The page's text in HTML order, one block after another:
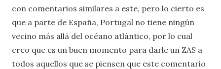
con comentarios similares a este, pero lo cierto es
que a parte de España, Portugal no tiene ningún
vecino más allá del océano atlántico, por lo cual
creo que es un buen momento para darle un ZAS a
todos aquellos que se piensen que este comentario